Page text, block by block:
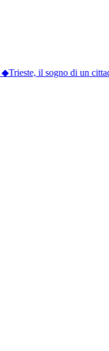
Trieste, il sogno di un